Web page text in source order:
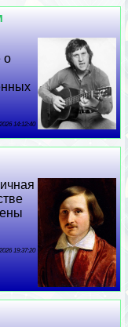
о
14:12:40
19:37:20